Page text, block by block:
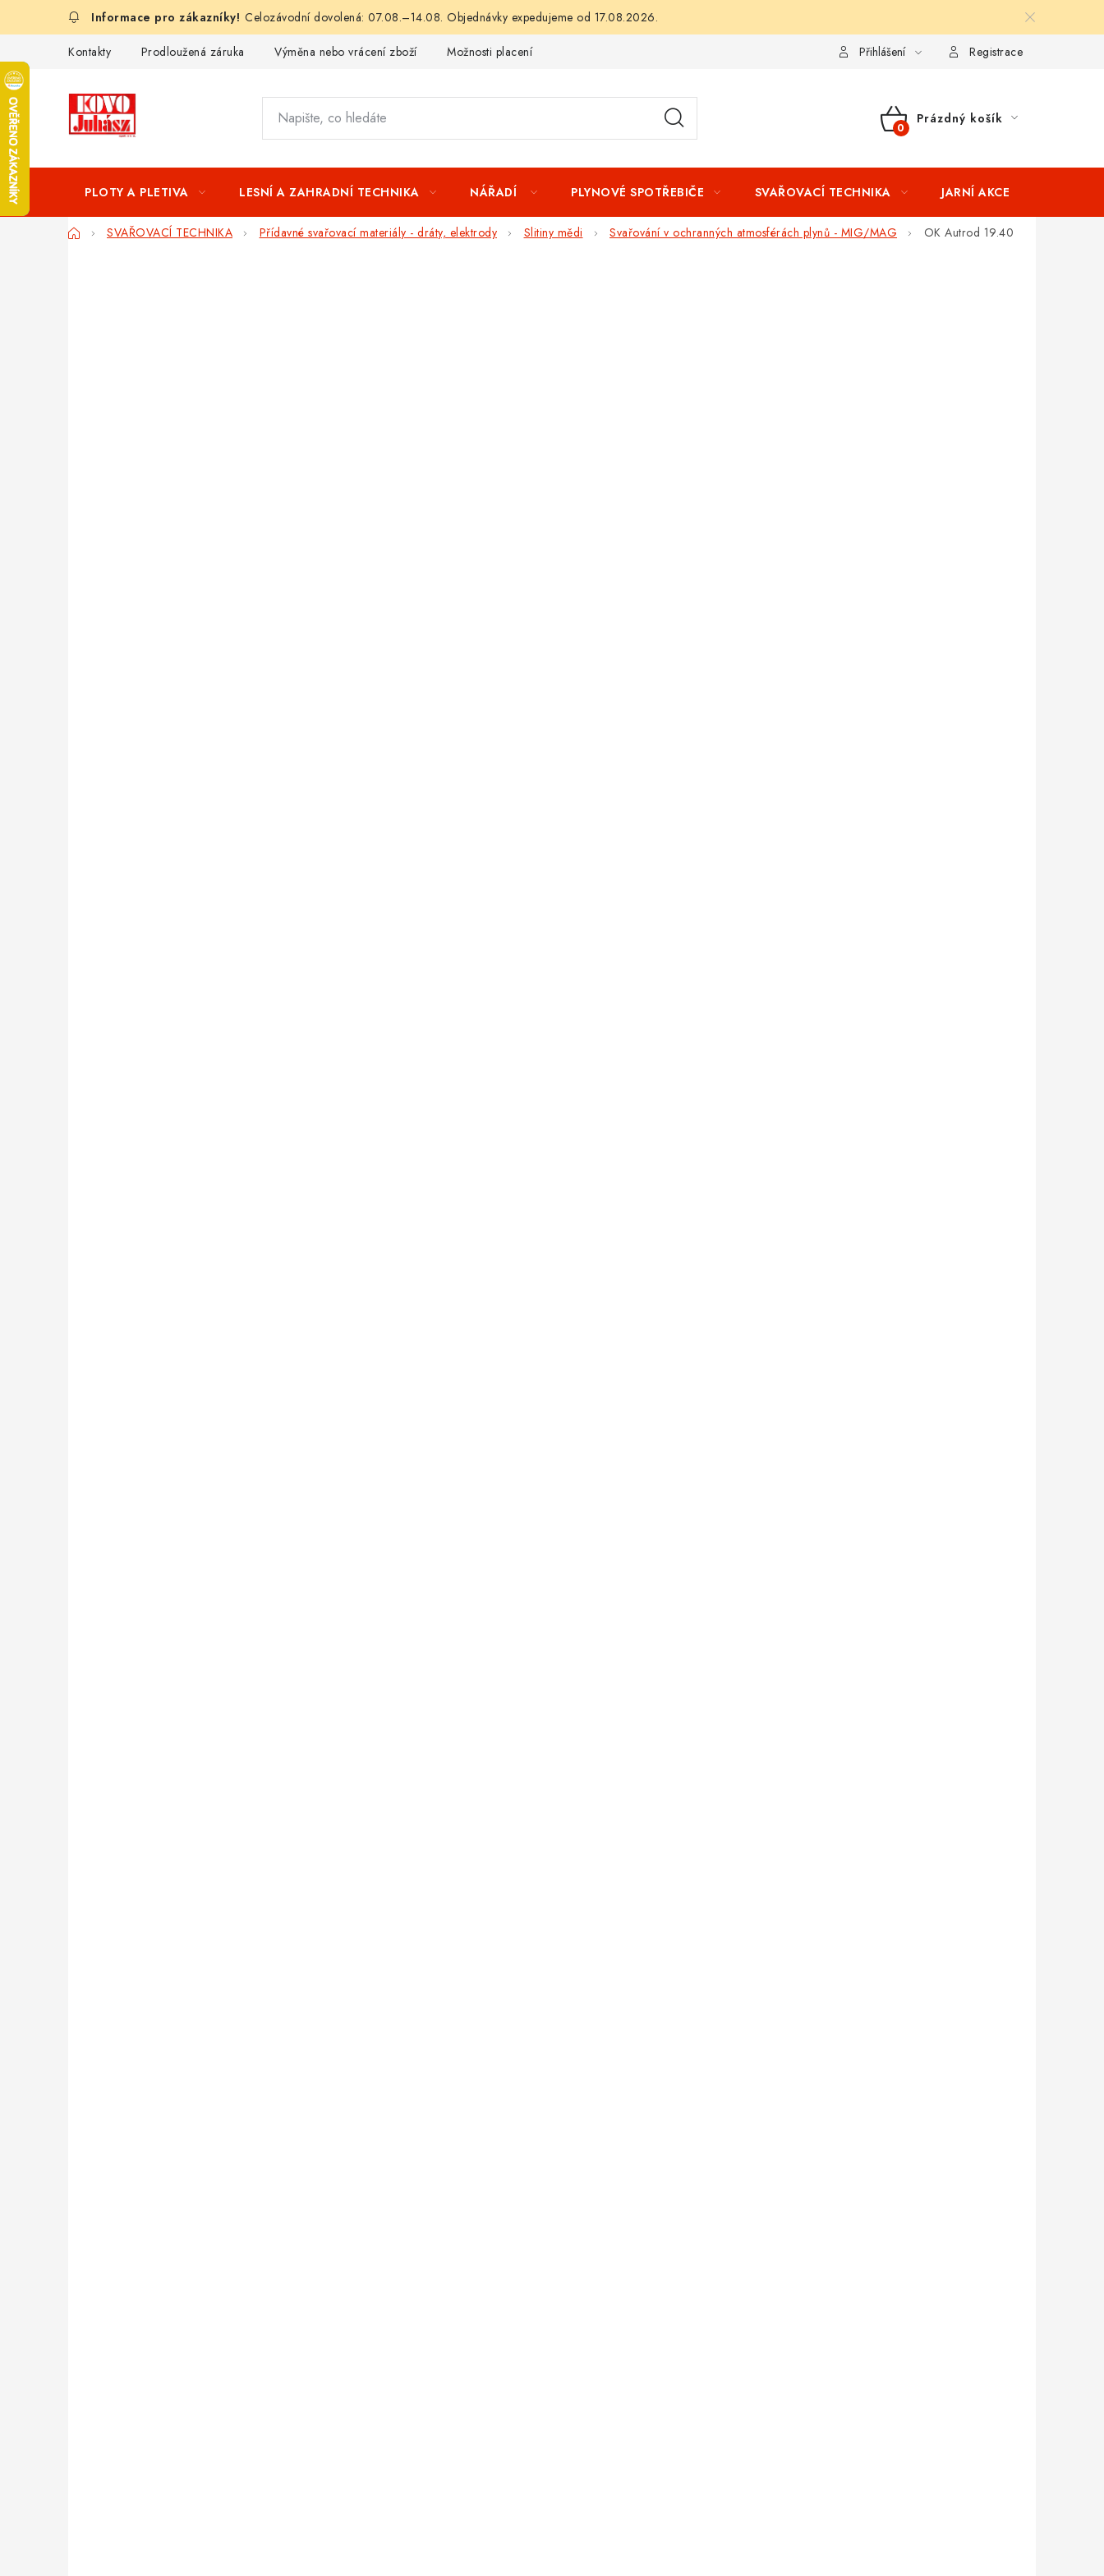
Celozávodní dovolená: 07.08.–14.08. Objednávky expedujeme od 17.08.2026.
Kontakty Prodloužená záruka Výměna nebo vrácení zboží Možnosti placení Splátkový prodej Tabulka velikostí oblečení
Přihlášení Registrace
NÁKUPNÍ
Prázdný košík
PLOTY A PLETIVA LESNÍ A ZAHRADNÍ TECHNIKA NÁŘADÍ PLYNOVÉ SPOTŘEBIČE SVAŘOVACÍ TECHNIKA JARNÍ AKCE
DomůSVAŘOVACÍ TECHNIKA Přídavné svařovací materiály - dráty, elektrody Slitiny mědi Svařování v ochranných atmosférách plynů - MIG/MAG OK Autrod 19.40